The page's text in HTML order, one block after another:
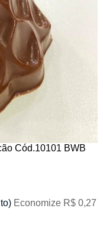
Cód.10101 BWB
Economize R$ 0,27